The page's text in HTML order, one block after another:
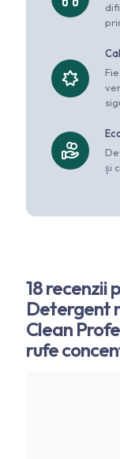
și
18 recenzii
Detergent
Clean
rufe